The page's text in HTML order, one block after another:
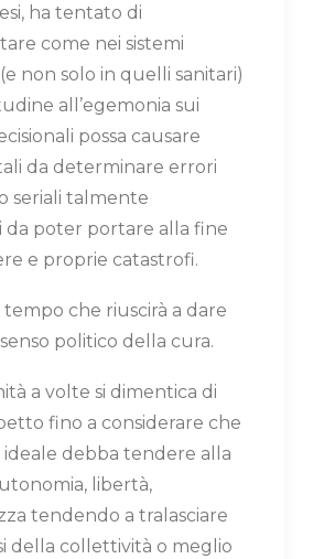
ha tentato di
come nei sistemi
non solo in quelli sanitari)
all’egemonia sui
possa causare
da determinare errori
seriali talmente
poter portare alla fine
e proprie catastrofi.
tempo che riuscirà a dare
politico della cura.
a volte si dimentica di
fino a considerare che
debba tendere alla
libertà,
tendendo a tralasciare
della collettività o meglio